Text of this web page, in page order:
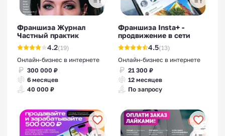
Франшиза Журнал
Частный практик
4.2(19)
Онлайн-бизнес в интернете
300 000 ₽
6 месяцев
40 000 ₽
Франшиза Insta+ -
продвижение в сети
4.5(13)
Онлайн-бизнес в интернете
21 300 ₽
12 месяцев
По запросу